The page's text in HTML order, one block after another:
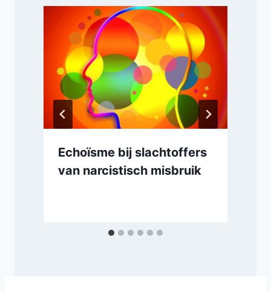
Echoïsme bij slachtoffers
van narcistisch misbruik